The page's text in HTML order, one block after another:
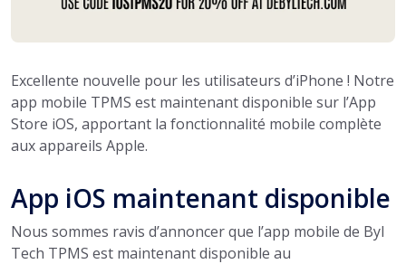
Excellente nouvelle pour les utilisateurs d’iPhone ! Notre
app mobile TPMS est maintenant disponible sur l’App
Store iOS, apportant la fonctionnalité mobile complète
aux appareils Apple.
App iOS maintenant disponible
Nous sommes ravis d’annoncer que l’app mobile de Byl
Tech TPMS est maintenant disponible au